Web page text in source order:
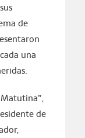
de
una
de